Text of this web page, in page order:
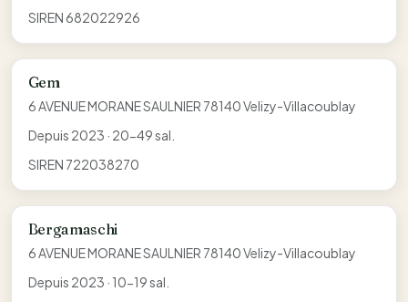
SIREN 682022926
Gem
6 AVENUE MORANE SAULNIER 78140 Velizy-Villacoublay
Depuis 2023 · 20-49 sal.
SIREN 722038270
Bergamaschi
6 AVENUE MORANE SAULNIER 78140 Velizy-Villacoublay
Depuis 2023 · 10-19 sal.